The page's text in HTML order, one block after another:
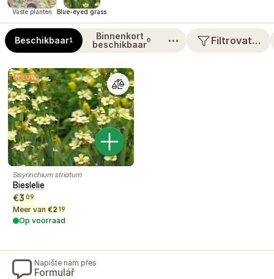
Vaste planten Blue-eyed grass
Beschikbaar1
Binnenkort
beschikbaar0 ⋯ Filtrovat…
NIEUW
Sisyrinchium striatum
Bieslelie
€3 09
Meer van €2 19
Op voorraad
Napište nám přes
Formulář